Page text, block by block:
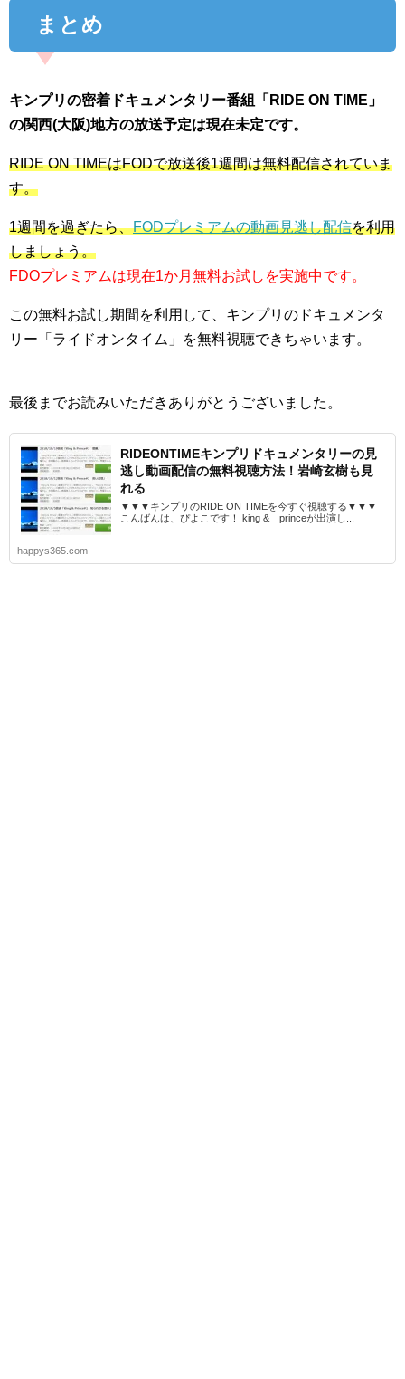
まとめ
キンプリの密着ドキュメンタリー番組「RIDE ON TIME」
の関西(大阪)地方の放送予定は現在未定です。
RIDE ON TIMEはFODで放送後1週間は無料配信されていま
す。
1週間を過ぎたら、FODプレミアムの動画見逃し配信を利用
しましょう。
FDOプレミアムは現在1か月無料お試しを実施中です。
この無料お試し期間を利用して、キンプリのドキュメンタ
リー「ライドオンタイム」を無料視聴できちゃいます。
最後までお読みいただきありがとうございました。
RIDEONTIMEキンプリドキュメンタリーの見
逃し動画配信の無料視聴方法！岩崎玄樹も見
れる
▼▼▼キンプリのRIDE ON TIMEを今すぐ視聴する▼▼▼
こんばんは、ぴよこです！ king & princeが出演し...
happys365.com